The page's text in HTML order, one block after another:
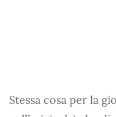
Stessa cosa per la